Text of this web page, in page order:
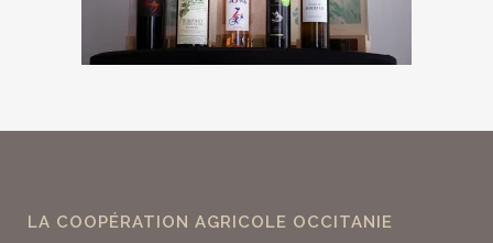
LA COOPÉRATION AGRICOLE OCCITANIE